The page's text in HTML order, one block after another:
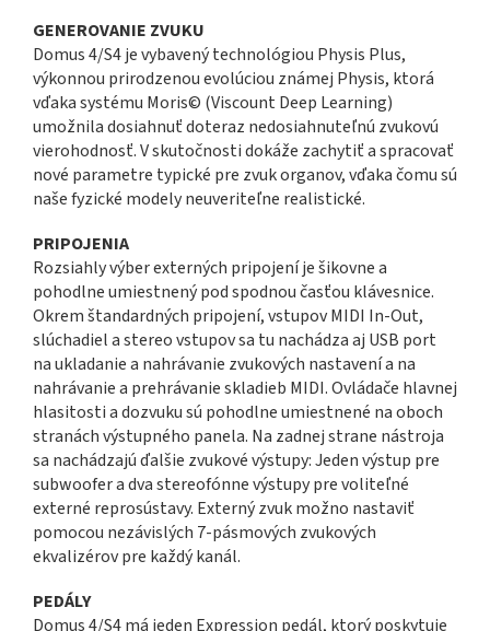
GENEROVANIE ZVUKU
Domus 4/S4 je vybavený technológiou Physis Plus,
výkonnou prirodzenou evolúciou známej Physis, ktorá
vďaka systému Moris© (Viscount Deep Learning)
umožnila dosiahnuť doteraz nedosiahnuteľnú zvukovú
vierohodnosť. V skutočnosti dokáže zachytiť a spracovať
nové parametre typické pre zvuk organov, vďaka čomu sú
naše fyzické modely neuveriteľne realistické.
PRIPOJENIA
Rozsiahly výber externých pripojení je šikovne a
pohodlne umiestnený pod spodnou časťou klávesnice.
Okrem štandardných pripojení, vstupov MIDI In-Out,
slúchadiel a stereo vstupov sa tu nachádza aj USB port
na ukladanie a nahrávanie zvukových nastavení a na
nahrávanie a prehrávanie skladieb MIDI. Ovládače hlavnej
hlasitosti a dozvuku sú pohodlne umiestnené na oboch
stranách výstupného panela. Na zadnej strane nástroja
sa nachádzajú ďalšie zvukové výstupy: Jeden výstup pre
subwoofer a dva stereofónne výstupy pre voliteľné
externé reprosústavy. Externý zvuk možno nastaviť
pomocou nezávislých 7-pásmových zvukových
ekvalizérov pre každý kanál.
PEDÁLY
Domus 4/S4 má jeden Expression pedál, ktorý poskytuje